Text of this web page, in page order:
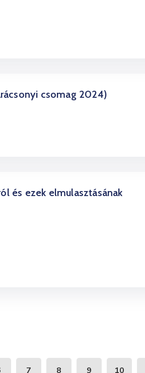
csomag 2024)
és ezek elmulasztásának
7 8 9 10